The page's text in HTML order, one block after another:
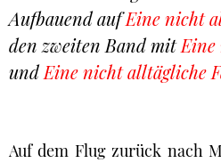
Aufbauend aufEine nicht
den zweiten Band mit
undEine nicht alltägliche
Auf dem Flug zurück nach